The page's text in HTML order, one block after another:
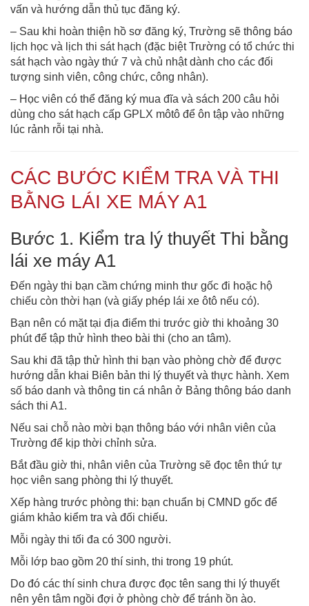
vấn và hướng dẫn thủ tục đăng ký.
– Sau khi hoàn thiện hồ sơ đăng ký, Trường sẽ thông báo
lịch học và lịch thi sát hạch (đặc biệt Trường có tổ chức thi
sát hạch vào ngày thứ 7 và chủ nhật dành cho các đối
tượng sinh viên, công chức, công nhân).
– Học viên có thể đăng ký mua đĩa và sách 200 câu hỏi
dùng cho sát hạch cấp GPLX môtô để ôn tập vào những
lúc rảnh rỗi tại nhà.
CÁC BƯỚC KIỂM TRA VÀ THI
BẰNG LÁI XE MÁY A1
Bước 1. Kiểm tra lý thuyết Thi bằng
lái xe máy A1
Đến ngày thi bạn cầm chứng minh thư gốc đi hoặc hộ
chiếu còn thời hạn (và giấy phép lái xe ôtô nếu có).
Bạn nên có mặt tại địa điểm thi trước giờ thi khoảng 30
phút để tập thử hình theo bài thi (cho an tâm).
Sau khi đã tập thử hình thi bạn vào phòng chờ để được
hướng dẫn khai Biên bản thi lý thuyết và thực hành. Xem
số báo danh và thông tin cá nhân ở Bảng thông báo danh
sách thi A1.
Nếu sai chỗ nào mời bạn thông báo với nhân viên của
Trường để kịp thời chỉnh sửa.
Bắt đầu giờ thi, nhân viên của Trường sẽ đọc tên thứ tự
học viên sang phòng thi lý thuyết.
Xếp hàng trước phòng thi: bạn chuẩn bị CMND gốc để
giám khảo kiểm tra và đối chiếu.
Mỗi ngày thi tối đa có 300 người.
Mỗi lớp bao gồm 20 thí sinh, thi trong 19 phút.
Do đó các thí sinh chưa được đọc tên sang thi lý thuyết
nên yên tâm ngồi đợi ở phòng chờ để tránh ồn ào.